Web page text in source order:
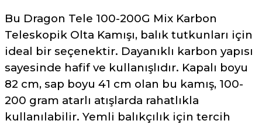
Bu Dragon Tele 100-200G Mix Karbon
Teleskopik Olta Kamışı, balık tutkunları için
ideal bir seçenektir. Dayanıklı karbon yapısı
sayesinde hafif ve kullanışlıdır. Kapalı boyu
82 cm, sap boyu 41 cm olan bu kamış, 100-
200 gram atarlı atışlarda rahatlıkla
kullanılabilir. Yemli balıkçılık için tercih